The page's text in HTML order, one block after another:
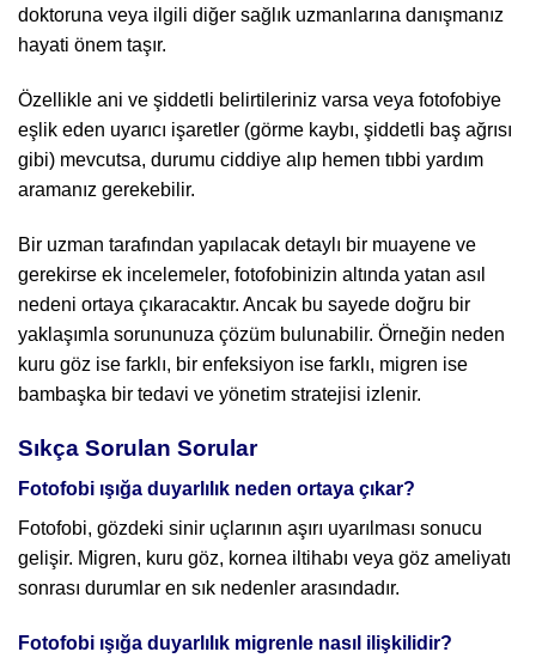
doktoruna veya ilgili diğer sağlık uzmanlarına danışmanız
hayati önem taşır.
Özellikle ani ve şiddetli belirtileriniz varsa veya fotofobiye
eşlik eden uyarıcı işaretler (görme kaybı, şiddetli baş ağrısı
gibi) mevcutsa, durumu ciddiye alıp hemen tıbbi yardım
aramanız gerekebilir.
Bir uzman tarafından yapılacak detaylı bir muayene ve
gerekirse ek incelemeler, fotofobinizin altında yatan asıl
nedeni ortaya çıkaracaktır. Ancak bu sayede doğru bir
yaklaşımla sorununuza çözüm bulunabilir. Örneğin neden
kuru göz ise farklı, bir enfeksiyon ise farklı, migren ise
bambaşka bir tedavi ve yönetim stratejisi izlenir.
Sıkça Sorulan Sorular
Fotofobi ışığa duyarlılık neden ortaya çıkar?
Fotofobi, gözdeki sinir uçlarının aşırı uyarılması sonucu
gelişir. Migren, kuru göz, kornea iltihabı veya göz ameliyatı
sonrası durumlar en sık nedenler arasındadır.
Fotofobi ışığa duyarlılık migrenle nasıl ilişkilidir?